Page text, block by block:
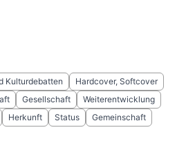
Kulturdebatten
Hardcover, Softcover
Gesellschaft
Weiterentwicklung
Herkunft Status Gemeinschaft